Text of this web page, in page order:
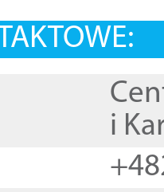
i